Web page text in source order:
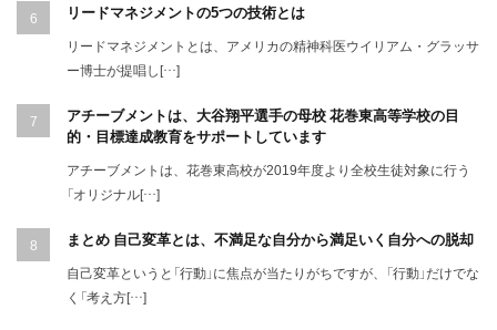
リードマネジメントの5つの技術とは
リードマネジメントとは、アメリカの精神科医ウイリアム・グラッサ
ー博士が提唱し[…]
アチーブメントは、大谷翔平選手の母校 花巻東高等学校の目
的・目標達成教育をサポートしています
アチーブメントは、花巻東高校が2019年度より全校生徒対象に行う
「オリジナル[…]
まとめ 自己変革とは、不満足な自分から満足いく自分への脱却
自己変革というと「行動」に焦点が当たりがちですが、「行動」だけでな
く「考え方[…]